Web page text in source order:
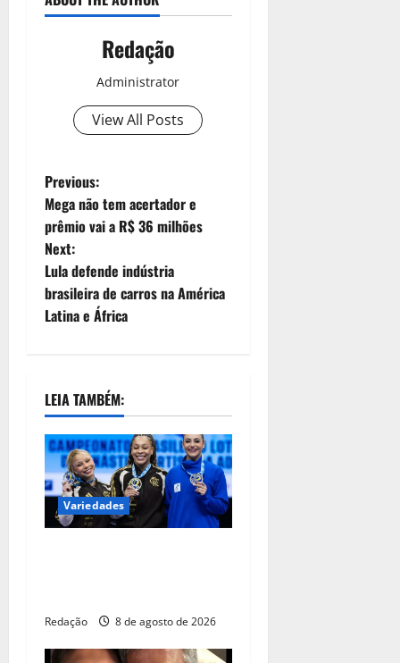
Redação
Administrator
View All Posts
Previous:
Mega não tem acertador e
prêmio vai a R$ 36 milhões
Next:
Lula defende indústria
brasileira de carros na América
Latina e África
LEIA TAMBÉM:
Variedades
Redação 8 de agosto de 2026